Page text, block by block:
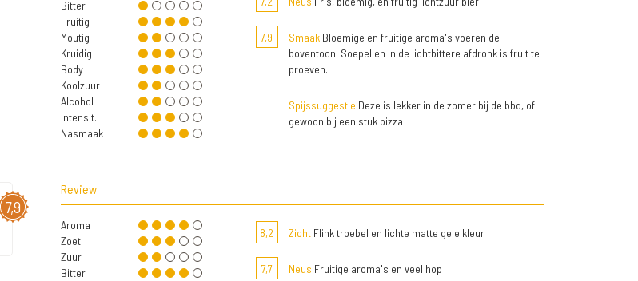
Bitter
Fruitig
Moutig
Kruidig
Body
Koolzuur
Alcohol
Intensit.
Nasmaak
7,9 SmaakBloemige en fruitige aroma's voeren de
boventoon. Soepel en in de lichtbittere afdronk is fruit te
proeven.
Spijssuggestie Deze is lekker in de zomer bij de bbq, of
gewoon bij een stuk pizza
7,9
Review
Aroma
Zoet
Zuur
Bitter
8,2 ZichtFlink troebel en lichte matte gele kleur
7,7 Neus Fruitige aroma's en veel hop